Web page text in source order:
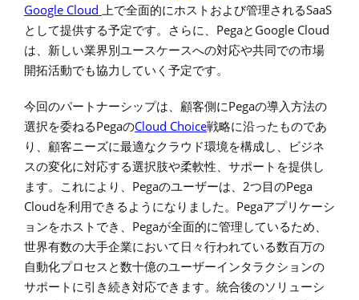
Google Cloud 上で全面的にホストおよび管理されるSaaS
として提供する予定です。さらに、 Pegaと Google Cloud
は、新しい業界別ユースケースへの対応や共同での市場
開拓活動でも協力していく予定です。
今回のパートナーシップは、顧客側にPegaの導入方法の
選択を委ねるPegaのCloud Choice戦略に沿ったものであ
り、顧客ニーズに最適なクラウド環境を構成し、ビジネ
スの変化に対応する選択肢や柔軟性、サポートを提供し
ます。これにより、 Pegaのユーザーは、 2つ目のPega
Cloudを利用できるようになりました。 Pegaアプリケーシ
ョンをホストでき、 Pegaが全面的に管理しているため、
世界有数の大手企業において日々行われている数百万の
自動化プロセスと数十億のユーザーインタラクションの
サポートに引き続き対応できます。統合後のソリューシ